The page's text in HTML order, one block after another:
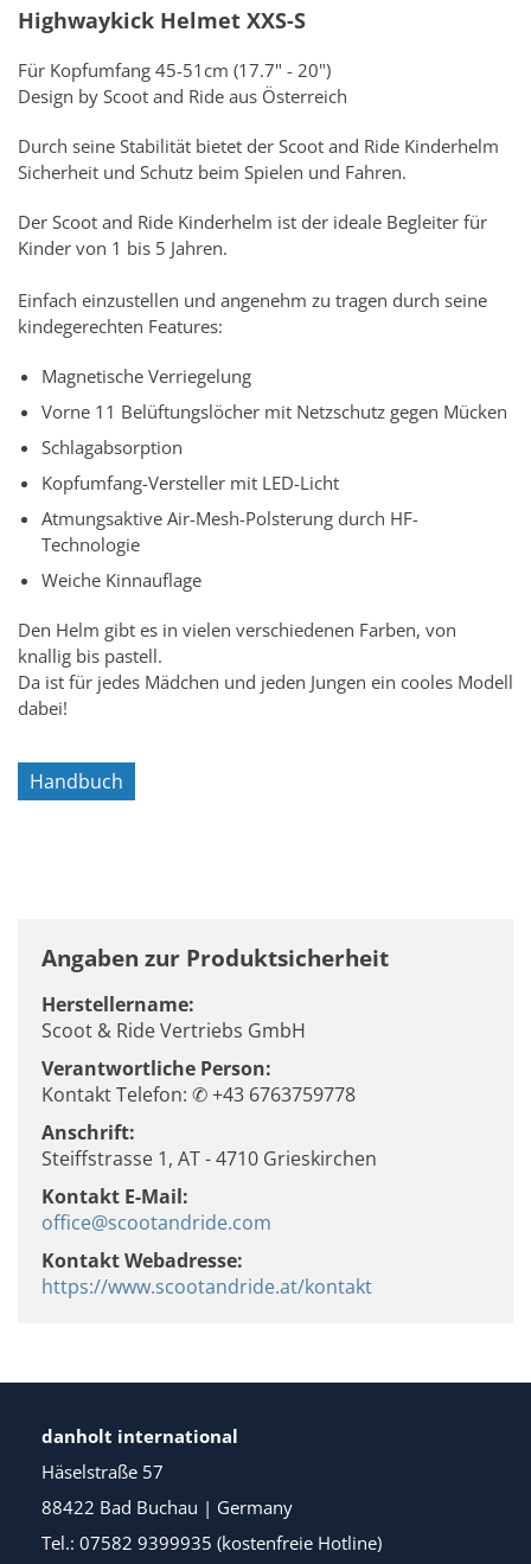
Highwaykick Helmet XXS-S
Für Kopfumfang 45-51cm (17.7" - 20")
Design by Scoot and Ride aus Österreich
Durch seine Stabilität bietet der Scoot and Ride Kinderhelm
Sicherheit und Schutz beim Spielen und Fahren.
Der Scoot and Ride Kinderhelm ist der ideale Begleiter für
Kinder von 1 bis 5 Jahren.
Einfach einzustellen und angenehm zu tragen durch seine
kindegerechten Features:
Magnetische Verriegelung
Vorne 11 Belüftungslöcher mit Netzschutz gegen Mücken
Schlagabsorption
Kopfumfang-Versteller mit LED-Licht
Atmungsaktive Air-Mesh-Polsterung durch HF-
Technologie
Weiche Kinnauflage
Den Helm gibt es in vielen verschiedenen Farben, von
knallig bis pastell.
Da ist für jedes Mädchen und jeden Jungen ein cooles Modell
dabei!
Handbuch
Angaben zur Produktsicherheit
Herstellername:
Scoot & Ride Vertriebs GmbH
Verantwortliche Person:
Kontakt Telefon: ✆ +43 6763759778
Anschrift:
Steiffstrasse 1, AT - 4710 Grieskirchen
Kontakt E-Mail:
office@scootandride.com
Kontakt Webadresse:
https://www.scootandride.at/kontakt
danholt international
Häselstraße 57
88422 Bad Buchau | Germany
Tel.: 07582 9399935 (kostenfreie Hotline)